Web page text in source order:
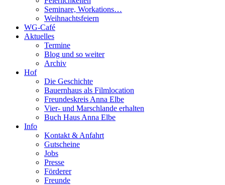
Seminare, Workations…
Weihnachtsfeiern
WG-Café
Aktuelles
Termine
Blog und so weiter
Archiv
Hof
Die Geschichte
Bauernhaus als Filmlocation
Freundeskreis Anna Elbe
Vier- und Marschlande erhalten
Buch Haus Anna Elbe
Info
Kontakt & Anfahrt
Gutscheine
Jobs
Presse
Förderer
Freunde